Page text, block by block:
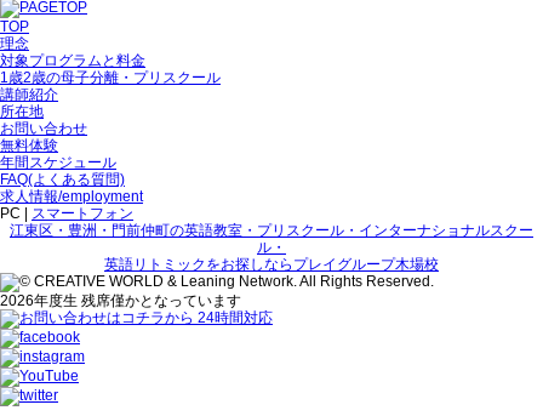
TOP
理念
対象プログラムと料金
1歳2歳の母子分離・プリスクール
講師紹介
所在地
お問い合わせ
無料体験
年間スケジュール
FAQ(よくある質問)
求人情報/employment
PC | スマートフォン
江東区・豊洲・門前仲町の英語教室・プリスクール・インターナショナルスクー
ル・
英語リトミックをお探しならプレイグループ木場校
2026年度生 残席僅かとなっています